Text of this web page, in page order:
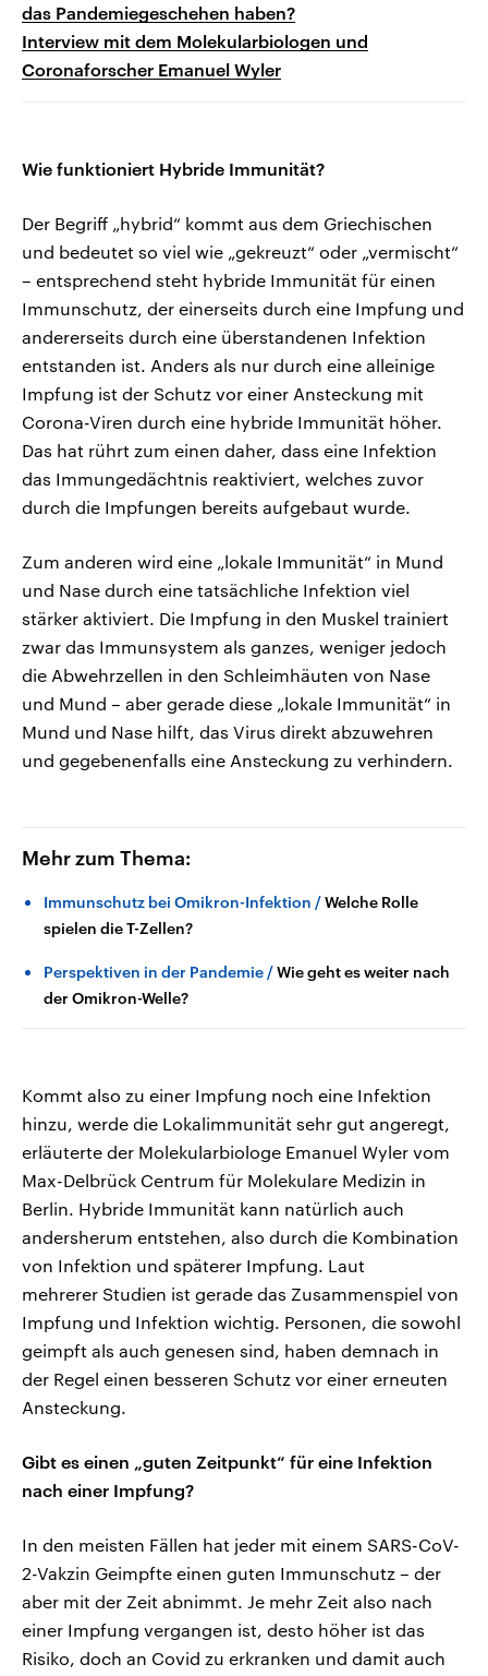
das Pandemiegeschehen haben?
Interview mit dem Molekularbiologen und
Coronaforscher Emanuel Wyler
Wie funktioniert Hybride Immunität?
Der Begriff „hybrid“ kommt aus dem Griechischen
und bedeutet so viel wie „gekreuzt“ oder „vermischt“
– entsprechend steht hybride Immunität für einen
Immunschutz, der einerseits durch eine Impfung und
andererseits durch eine überstandenen Infektion
entstanden ist. Anders als nur durch eine alleinige
Impfung ist der Schutz vor einer Ansteckung mit
Corona-Viren durch eine hybride Immunität höher.
Das hat rührt zum einen daher, dass eine Infektion
das Immungedächtnis reaktiviert, welches zuvor
durch die Impfungen bereits aufgebaut wurde.
Zum anderen wird eine „lokale Immunität“ in Mund
und Nase durch eine tatsächliche Infektion viel
stärker aktiviert. Die Impfung in den Muskel trainiert
zwar das Immunsystem als ganzes, weniger jedoch
die Abwehrzellen in den Schleimhäuten von Nase
und Mund – aber gerade diese „lokale Immunität“ in
Mund und Nase hilft, das Virus direkt abzuwehren
und gegebenenfalls eine Ansteckung zu verhindern.
Mehr zum Thema:
Immunschutz bei Omikron-Infektion
Welche Rolle
spielen die T-Zellen?
Perspektiven in der Pandemie
Wie geht es weiter nach
der Omikron-Welle?
Kommt also zu einer Impfung noch eine Infektion
hinzu, werde die Lokalimmunität sehr gut angeregt,
erläuterte der Molekularbiologe Emanuel Wyler vom
Max-Delbrück Centrum für Molekulare Medizin in
Berlin. Hybride Immunität kann natürlich auch
andersherum entstehen, also durch die Kombination
von Infektion und späterer Impfung. Laut
mehrerer Studien ist gerade das Zusammenspiel von
Impfung und Infektion wichtig. Personen, die sowohl
geimpft als auch genesen sind, haben demnach in
der Regel einen besseren Schutz vor einer erneuten
Ansteckung.
Gibt es einen „guten Zeitpunkt“ für eine Infektion
nach einer Impfung?
In den meisten Fällen hat jeder mit einem SARS-CoV-
2-Vakzin Geimpfte einen guten Immunschutz – der
aber mit der Zeit abnimmt. Je mehr Zeit also nach
einer Impfung vergangen ist, desto höher ist das
Risiko, doch an Covid zu erkranken und damit auch